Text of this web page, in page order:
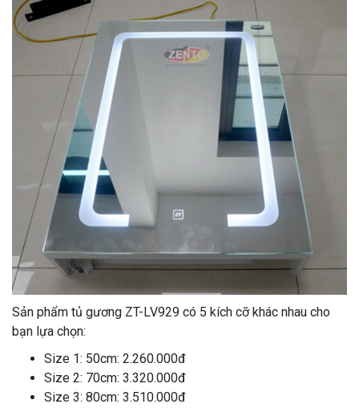
Sản phẩm tủ gương ZT-LV929 có 5 kích cỡ khác nhau cho
bạn lựa chọn:
Size 1: 50cm: 2.260.000đ
Size 2: 70cm: 3.320.000đ
Size 3: 80cm: 3.510.000đ